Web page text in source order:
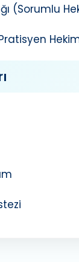
(Sorumlu